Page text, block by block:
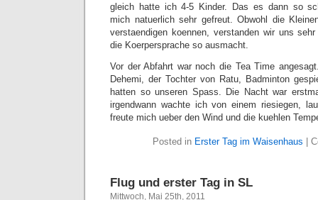
gleich hatte ich 4-5 Kinder. Das es dann so
mich natuerlich sehr gefreut. Obwohl die
verstaendigen koennen, verstanden wir uns
die Koerpersprache so ausmacht.
Vor der Abfahrt war noch die Tea Time
Dehemi, der Tochter von Ratu, Badminton
hatten so unseren Spass. Die Nacht war
irgendwann wachte ich von einem riesiegen,
freute mich ueber den Wind und die kuehlen
Posted in Erster Tag im Waisenhaus
Flug und erster Tag in SL
Mittwoch, Mai 25th, 2011